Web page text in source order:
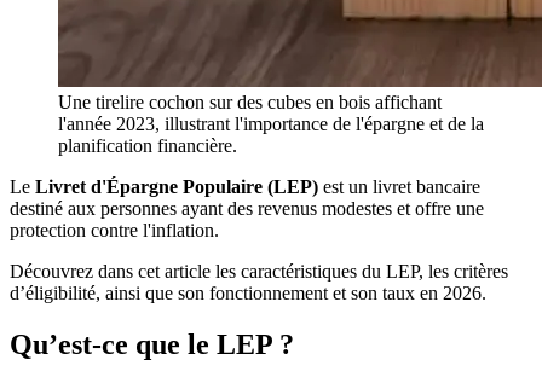
Une tirelire cochon sur des cubes en bois affichant
l'année 2023, illustrant l'importance de l'épargne et de la
planification financière.
Le Livret d'Épargne Populaire (LEP) est un livret bancaire
destiné aux personnes ayant des revenus modestes et offre une
protection contre l'inflation.
Découvrez dans cet article les caractéristiques du LEP, les critères
d’éligibilité, ainsi que son fonctionnement et son taux en 2026.
Qu’est-ce que le LEP ?